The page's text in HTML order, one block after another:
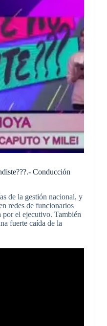
Conducción
de la gestión nacional, y
redes de funcionarios
por el ejecutivo. También
fuerte caída de la